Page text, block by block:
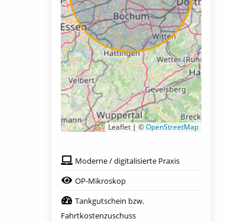
Leaflet | ©OpenStreetMap
Moderne / digitalisierte Praxis
OP-Mikroskop
Tankgutschein bzw.
Fahrtkostenzuschuss